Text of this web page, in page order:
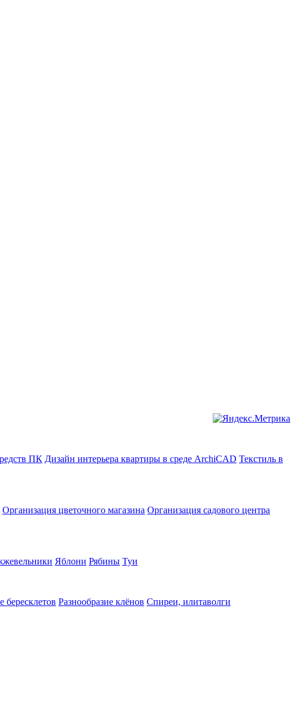
ПК Дизайн интерьера квартиры в среде ArchiCAD Текстиль в
Организация цветочного магазина Организация садового центра
Яблони Рябины Туи
бересклетов Разнообразие клёнов Спиреи, илитаволги